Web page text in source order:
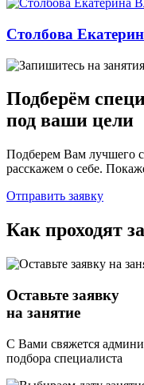
Столбова
Подберём
под ваши цели
Подберем Вам лучшего
расскажем о себе.
Отправить заявку
Как проходят
Оставьте заявку
на занятие
С Вами свяжется
подбора специалиста